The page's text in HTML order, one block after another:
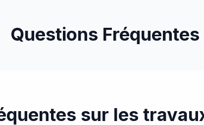
Questions Fréquentes
sur les